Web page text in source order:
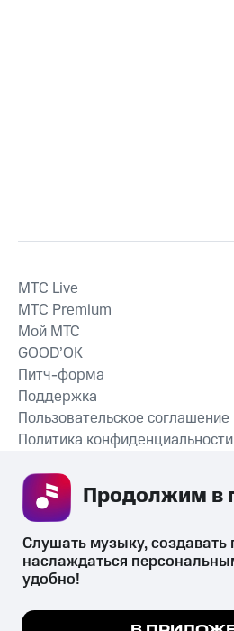
СКАЧАТЬ
MTС Live
MTС Premium
Мой МТС
GOOD’OK
Питч-форма
Поддержка
Пользовательское соглашение
Политика конфиденциальности
психотропных веществ, их аналогов
Мы используем куки, чтобы
Слушать музыку, создавать
наслаждаться
удобно!